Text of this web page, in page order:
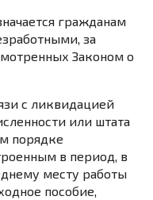
гражданам
за
Законом о
с ликвидацией
или штата
порядке
в период, в
месту работы
пособие,